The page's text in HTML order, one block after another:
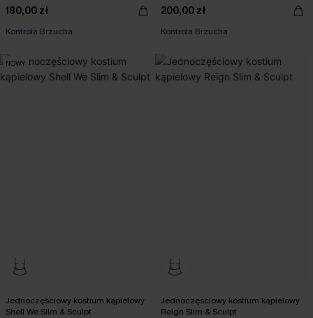
180,00 zł
Kontrola Brzucha
200,00 zł
Kontrola Brzucha
NOWY
Jednoczęściowy kostium kąpielowy
Shell We Slim & Sculpt
Jednoczęściowy kostium kąpielowy
Reign Slim & Sculpt